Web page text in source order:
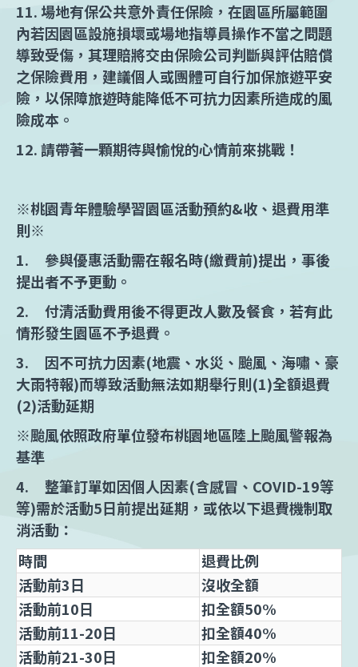
11. 場地有保公共意外責任保險，在園區所屬範圍
內若因園區設施損壞或場地指導員操作不當之問題
導致受傷，其理賠將交由保險公司判斷與評估賠償
之保險費用，建議個人或團體可自行加保旅遊平安
險，以保障旅遊時能降低不可抗力因素所造成的風
險成本。
12. 請帶著一顆期待與愉悅的心情前來挑戰！
※桃園青年體驗學習園區活動預約&收、退費用準
則※
1. 參與優惠活動需在報名時(繳費前)提出，事後
提出者不予更動。
2. 付清活動費用後不得更改人數及餐食，若有此
情形發生園區不予退費。
3. 因不可抗力因素(地震、水災、颱風、海嘯、豪
大雨特報)而導致活動無法如期舉行則(1)全額退費
(2)活動延期
※颱風依照政府單位發布桃園地區陸上颱風警報為
基準
4. 整筆訂單如因個人因素(含感冒、COVID-19等
等)需於活動5日前提出延期，或依以下退費機制取
消活動：
時間
退費比例
活動前3日
沒收全額
活動前10日
扣全額50%
活動前11-20日
扣全額40%
活動前21-30日
扣全額20%